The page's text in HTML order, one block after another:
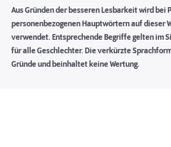
Aus Gründen der besseren Lesbarkeit wird bei
personenbezogenen Hauptwörtern auf dieser
verwendet. Entsprechende Begriffe gelten im
für alle Geschlechter. Die verkürzte
Gründe und beinhaltet keine Wertung.